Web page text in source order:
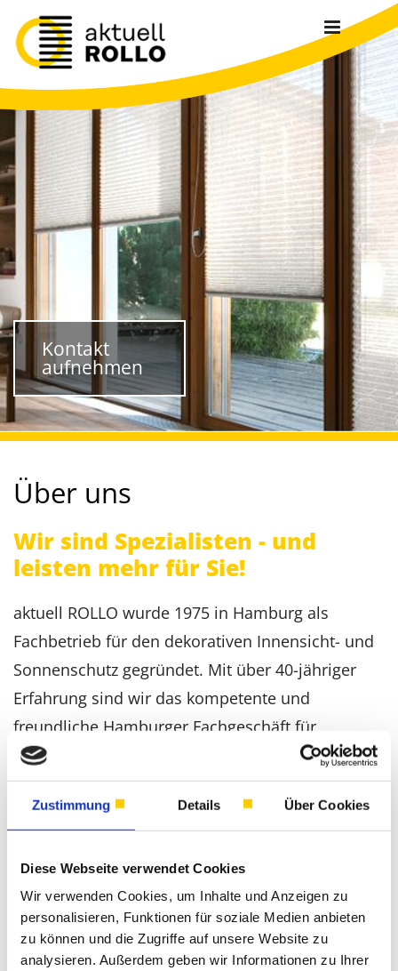
Zustimmung Details Über Cookies
Diese Webseite verwendet Cookies
Wir verwenden Cookies, um Inhalte und Anzeigen zu
personalisieren, Funktionen für soziale Medien anbieten
zu können und die Zugriffe auf unsere Website zu
analysieren. Außerdem geben wir Informationen zu Ihrer
Zum Inhalt springen
Kontakt
aufnehmen
Über uns
Wir sind Spezialisten - und
leisten mehr für Sie!
aktuell ROLLO wurde 1975 in Hamburg als
Fachbetrieb für den dekorativen Innensicht- und
Sonnenschutz gegründet. Mit über 40-jähriger
Erfahrung sind wir das kompetente und
freundliche Hamburger Fachgeschäft für
Wohndesign am Fenster. Wir bieten in 2 Filialen
westlich und östlich der Alster stets
Professionalität bei Beratung, Aufmaß und
Privatkunden sowie Firmen, Praxen, Hotels,
Architekten und Behörden.
Treten Sie mit uns in Kontakt - unser Team hilft